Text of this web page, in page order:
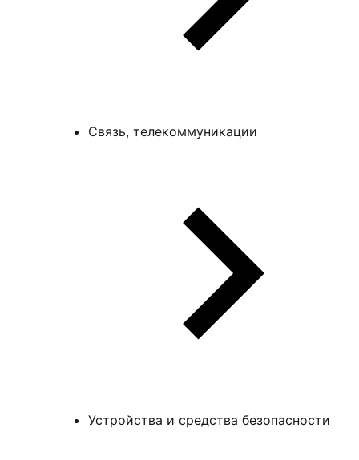
Связь, телекоммуникации
Устройства и средства безопасности